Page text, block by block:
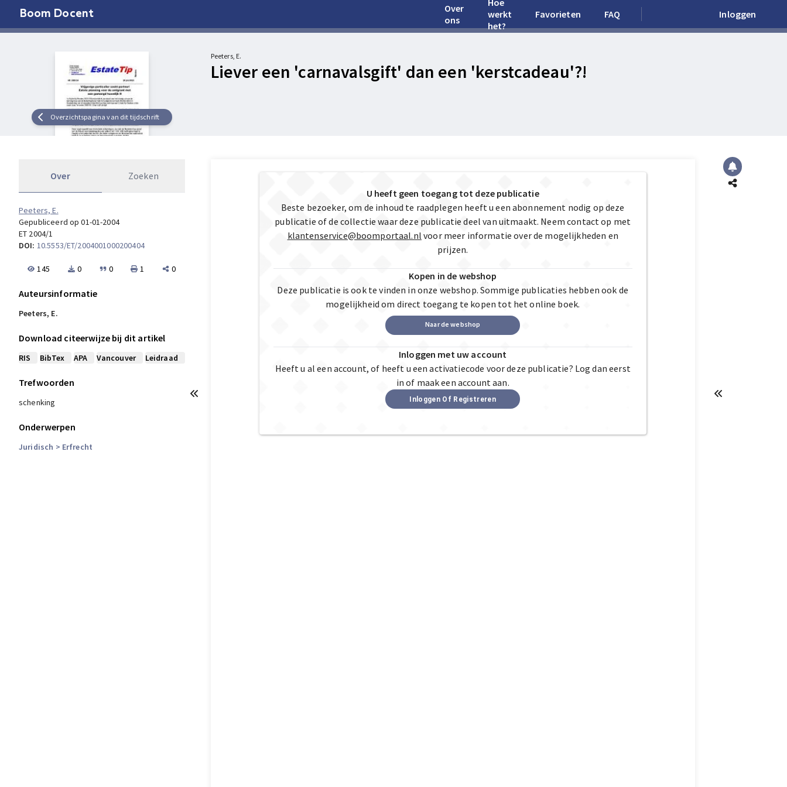
Boom Docent
Over
ons
Hoe
werkt
het?
Favorieten FAQ Inloggen
Overzichtspagina van dit tijdschrift
Peeters, E.
Liever een 'carnavalsgift' dan een 'kerstcadeau'?!
Over Zoeken
Peeters, E.
Gepubliceerd op 01-01-2004
ET 2004/1
DOI: 10.5553/ET/2004001000200404
145 0 0 1 0
Auteursinformatie
Peeters, E.
Download citeerwijze bij dit artikel
RIS BibTex APA Vancouver Leidraad
Trefwoorden
schenking
Onderwerpen
Juridisch > Erfrecht
U heeft geen toegang tot deze publicatie
Beste bezoeker, om de inhoud te raadplegen heeft u een abonnement nodig op deze
publicatie of de collectie waar deze publicatie deel van uitmaakt. Neem contact op met
klantenservice@boomportaal.nl voor meer informatie over de mogelijkheden en
prijzen.
Kopen in de webshop
Deze publicatie is ook te vinden in onze webshop. Sommige publicaties hebben ook de
mogelijkheid om direct toegang te kopen tot het online boek.
Naar de webshop
Inloggen met uw account
Heeft u al een account, of heeft u een activatiecode voor deze publicatie? Log dan eerst
in of maak een account aan.
Inloggen Of Registreren